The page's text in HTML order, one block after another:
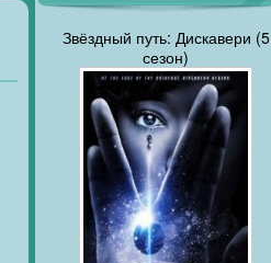
Звёздный путь: Дискавери (5
сезон)